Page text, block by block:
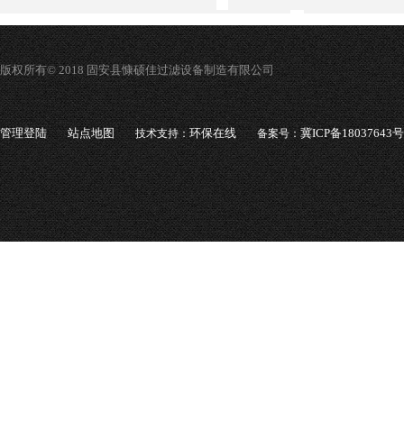
版权所有© 2018 固安县慷硕佳过滤设备制造有限公司
管理登陆 站点地图 技术支持：环保在线 备案号：冀ICP备18037643